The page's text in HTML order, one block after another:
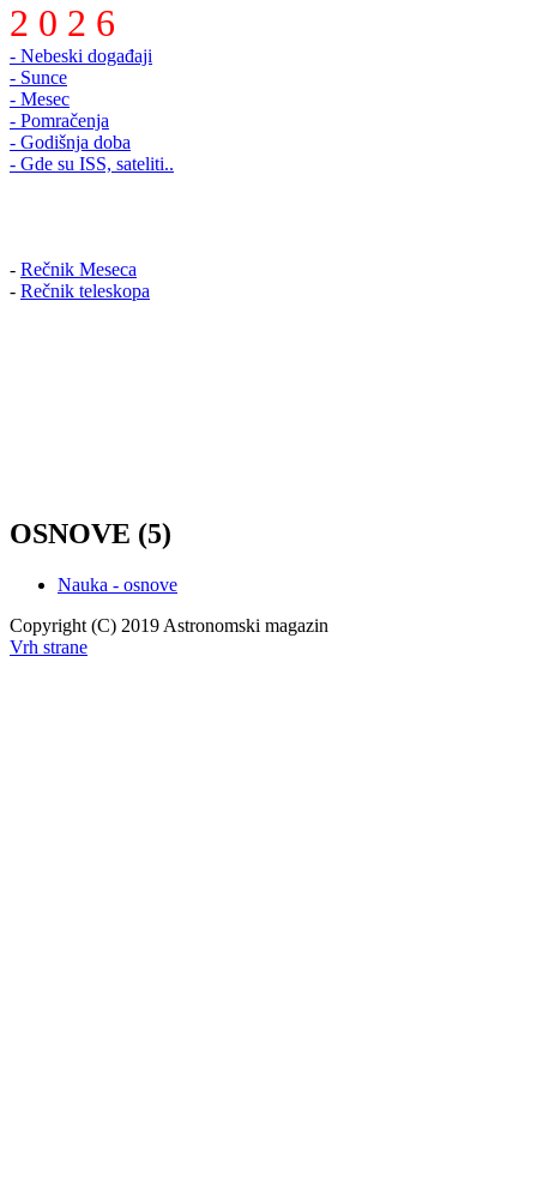
2 0 2 6
- Nebeski događaji
- Sunce
- Mesec
- Pomračenja
- Godišnja doba
- Gde su ISS, sateliti..
- Rečnik Meseca
- Rečnik teleskopa
OSNOVE (5)
Nauka - osnove
Copyright (C) 2019 Astronomski magazin
Vrh strane